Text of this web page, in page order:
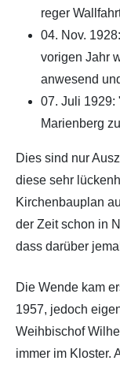
reger
04. Nov.
vorigen Jahr
anwesend
07. Juli 1929:
Marienberg
Dies sind nur
diese sehr
Kirchenbauplan
der Zeit schon in
dass darüber
Die Wende kam
1957, jedoch
Weihbischof
immer im Kloster.